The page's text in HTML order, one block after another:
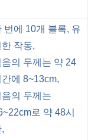
번에 10개 블록, 유
한 작동,
음의 두께는 약 24
에 8~13cm,
음의 두께는
로 약 48시